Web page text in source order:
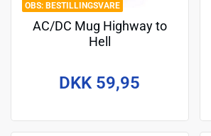
BESTILLINGSVARE
AC/DC Mug Highway to
Hell
DKK 59,95